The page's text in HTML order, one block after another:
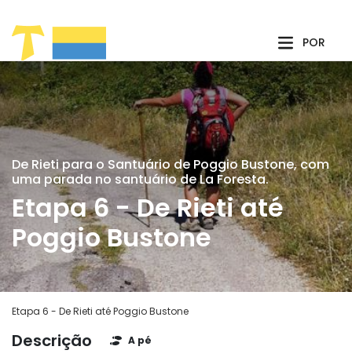
POR
De Rieti para o Santuário de Poggio Bustone, com
uma parada no santuário de La Foresta.
Etapa 6 - De Rieti até
Poggio Bustone
Etapa 6 - De Rieti até Poggio Bustone
Descrição A pé